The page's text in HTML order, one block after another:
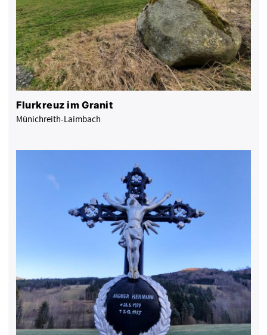
Flurkreuz im Granit
Münichreith-Laimbach